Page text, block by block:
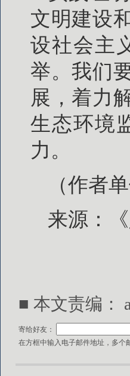
文明建设
设社会主
举。我们
展，着力
生态环境
力。
（作者
来源：
■ 本文责编：
寄给好友：
在方框中输入电子邮件地址，多个